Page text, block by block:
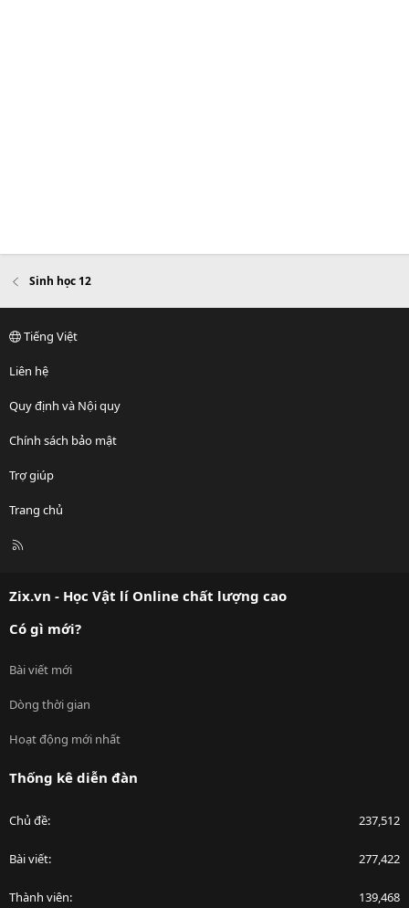
Sinh học 12
Tiếng Việt
Liên hệ
Quy định và Nội quy
Chính sách bảo mật
Trợ giúp
Trang chủ
R
Zix.vn - Học Vật lí Online chất lượng cao
Có gì mới?
Bài viết mới
Dòng thời gian
Hoạt động mới nhất
Thống kê diễn đàn
Chủ đề 237,512
Bài viết 277,422
Thành viên 139,468